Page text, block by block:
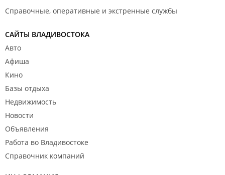
Справочные, оперативные и экстренные службы
САЙТЫ ВЛАДИВОСТОКА
Авто
Афиша
Кино
Базы отдыха
Недвижимость
Новости
Объявления
Работа во Владивостоке
Справочник компаний